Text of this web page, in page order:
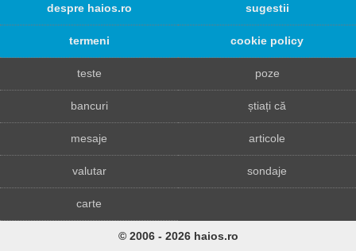
despre haios.ro sugestii
termeni cookie policy
teste poze
bancuri știați că
mesaje articole
valutar sondaje
carte
© 2006 - 2026 haios.ro